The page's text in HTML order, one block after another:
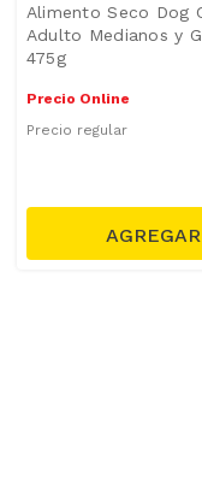
Alimento Seco Dog
Adulto Medianos y
475g
Precio Online
Precio regular